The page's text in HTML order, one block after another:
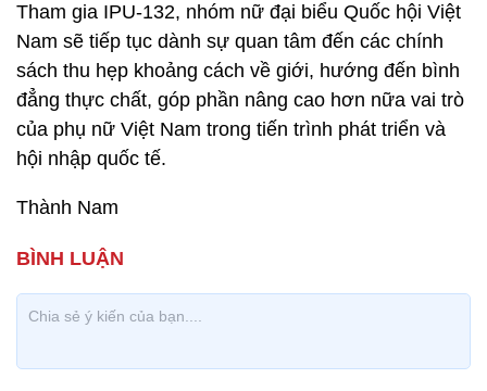
Tham gia IPU-132, nhóm nữ đại biểu Quốc hội Việt
Nam sẽ tiếp tục dành sự quan tâm đến các chính
sách thu hẹp khoảng cách về giới, hướng đến bình
đẳng thực chất, góp phần nâng cao hơn nữa vai trò
của phụ nữ Việt Nam trong tiến trình phát triển và
hội nhập quốc tế.
Thành Nam